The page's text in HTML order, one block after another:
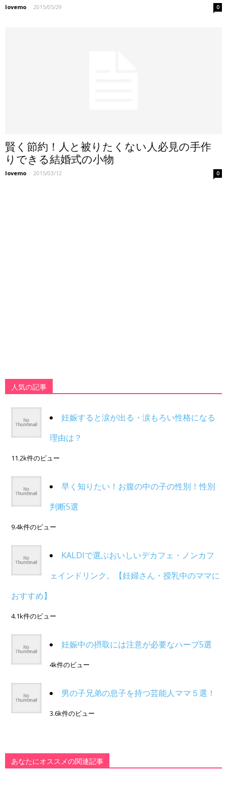
lovemo - 2015/05/29 0
賢く節約！人と被りたくない人必見の手作
りできる結婚式の小物
lovemo - 2015/03/12 0
人気の記事
妊娠すると涙が出る・涙もろい性格になる
理由は？
11.2k件のビュー
早く知りたい！お腹の中の子の性別！性別
判断5選
9.4k件のビュー
KALDIで選ぶおいしいデカフェ・ノンカフ
ェインドリンク。【妊婦さん・授乳中のママに
おすすめ】
4.1k件のビュー
妊娠中の摂取には注意が必要なハーブ5選
4k件のビュー
男の子兄弟の息子を持つ芸能人ママ５選！
3.6k件のビュー
あなたにオススメの関連記事